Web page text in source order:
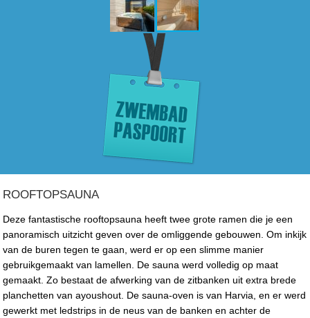
ROOFTOPSAUNA
Deze fantastische rooftopsauna heeft twee grote ramen die je een
panoramisch uitzicht geven over de omliggende gebouwen. Om inkijk
van de buren tegen te gaan, werd er op een slimme manier
gebruikgemaakt van lamellen. De sauna werd volledig op maat
gemaakt. Zo bestaat de afwerking van de zitbanken uit extra brede
planchetten van ayoushout. De sauna-oven is van Harvia, en er werd
gewerkt met ledstrips in de neus van de banken en achter de